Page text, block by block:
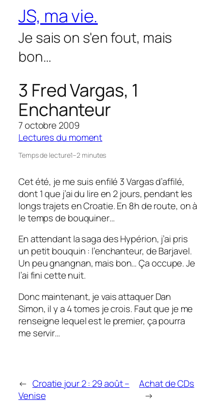
contenu
JS, ma vie.
Je sais on s'en fout, mais
bon…
3 Fred Vargas, 1
Enchanteur
7 octobre 2009
Lectures du moment
Temps de lecture1–2 minutes
Cet été, je me suis enfilé 3 Vargas d’affilé,
dont 1 que j’ai du lire en 2 jours, pendant les
longs trajets en Croatie. En 8h de route, on à
le temps de bouquiner…
En attendant la saga des Hypérion, j’ai pris
un petit bouquin : l’enchanteur, de Barjavel.
Un peu gnangnan, mais bon… Ça occupe. Je
l’ai fini cette nuit.
Donc maintenant, je vais attaquer Dan
Simon, il y a 4 tomes je crois. Faut que je me
renseigne lequel est le premier, ça pourra
me servir…
← Croatie jour 2 : 29 août –
Venise
Achat de CDs
→